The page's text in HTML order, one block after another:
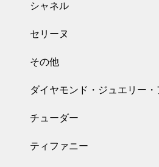
シャネル
セリーヌ
その他
ダイヤモンド・ジュエリー
チューダー
ティファニー